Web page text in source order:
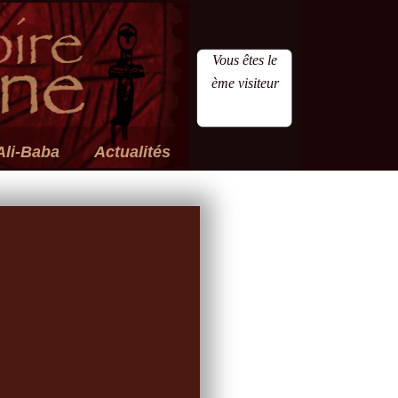
Baba Actualités
Vous êtes le
ème visiteur